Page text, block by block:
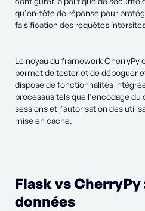
qu'en-tête de réponse pour
falsification des requêtes
Le noyau du framework CherryPy
permet de tester et de déboguer
dispose de fonctionnalités
processus tels que l'encodage du
sessions et l'autorisation des
mise en cache.
Flask vs CherryPy
données